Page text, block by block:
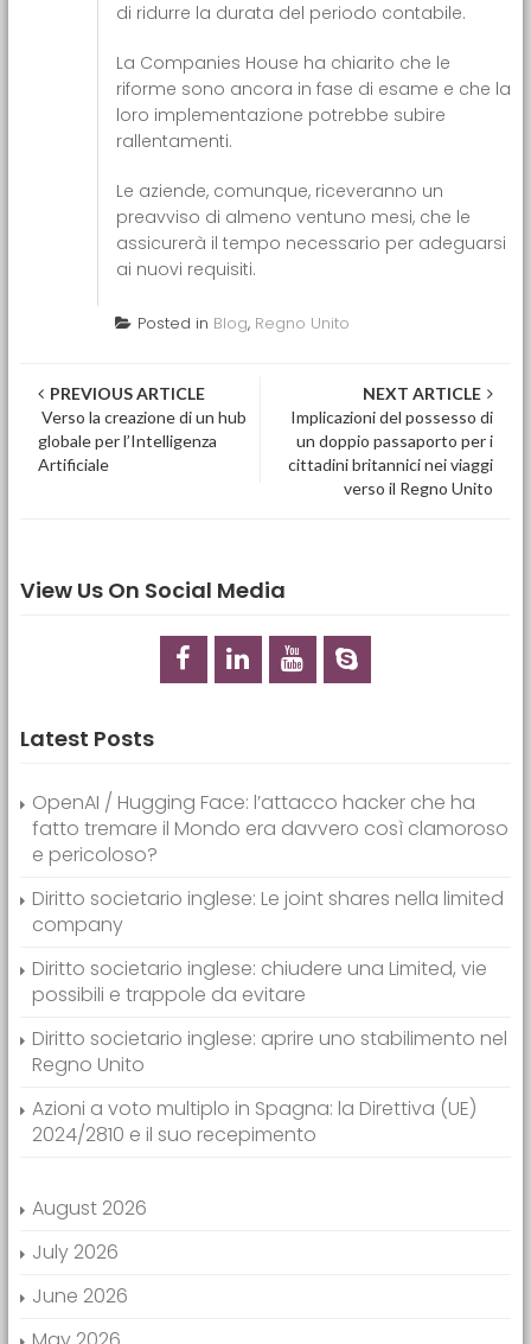
di ridurre la durata del periodo contabile.
La Companies House ha chiarito che le
riforme sono ancora in fase di esame e che la
loro implementazione potrebbe subire
rallentamenti.
Le aziende, comunque, riceveranno un
preavviso di almeno ventuno mesi, che le
assicurerà il tempo necessario per adeguarsi
ai nuovi requisiti.
Posted in Blog, Regno Unito
Post navigation
PREVIOUS ARTICLE
Verso la creazione di un hub
globale per l’Intelligenza
Artificiale
NEXT ARTICLE
Implicazioni del possesso di
un doppio passaporto per i
cittadini britannici nei viaggi
verso il Regno Unito
View Us On Social Media
Latest Posts
OpenAI / Hugging Face: l’attacco hacker che ha
fatto tremare il Mondo era davvero così clamoroso
e pericoloso?
Diritto societario inglese: Le joint shares nella limited
company
Diritto societario inglese: chiudere una Limited, vie
possibili e trappole da evitare
Diritto societario inglese: aprire uno stabilimento nel
Regno Unito
Azioni a voto multiplo in Spagna: la Direttiva (UE)
2024/2810 e il suo recepimento
August 2026
July 2026
June 2026